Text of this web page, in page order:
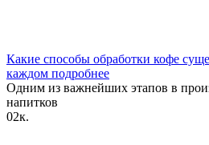
Какие способы обработки кофе
каждом подробнее
Одним из важнейших этапов в
напитков
02к.